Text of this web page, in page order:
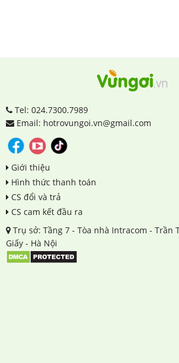
Tel: 024.7300.7989
Email: hotrovungoi.vn@gmail.com
Giới thiệu
Hình thức thanh toán
CS đổi và trả
CS cam kết đầu ra
Trụ sở: Tầng 7 - Tòa nhà Intracom - Trần
Giấy - Hà Nội